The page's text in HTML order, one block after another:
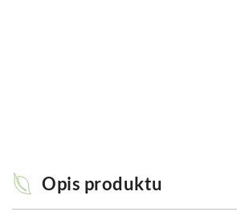
Opis produktu